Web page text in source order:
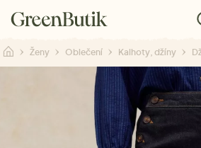
Ženy Oblečení Kalhoty, džíny